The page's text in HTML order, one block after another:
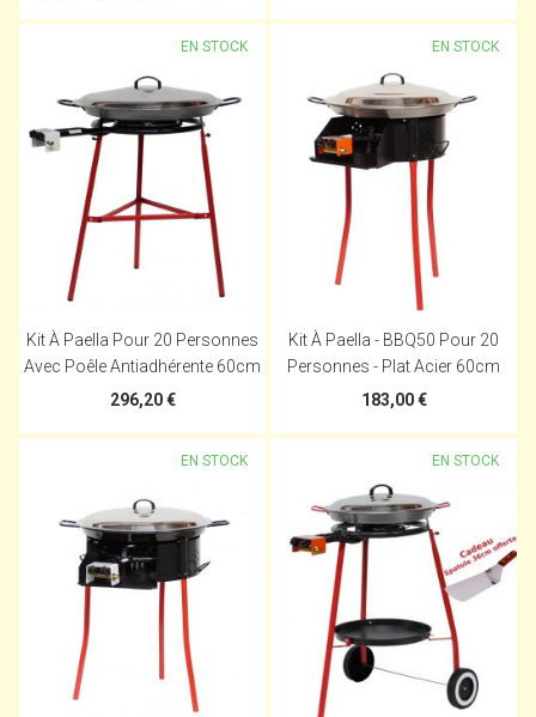
Kit À Paella Pour 20 Personnes
Avec Poêle Antiadhérente 60cm
EN STOCK
296,20 €
Kit À Paella - BBQ50 Pour 20
Personnes - Plat Acier 60cm
EN STOCK
183,00 €
EN STOCK EN STOCK